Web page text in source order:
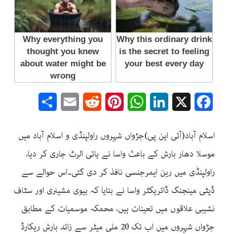
Facebook
LinkedIn
WhatsApp
Pinterest
Reddit
Email
اسلام آباد(آئی این پی)جڑواں شہروں راولپنڈی و اسلام آباد میں
موسلا دھار بارش کے باعث واسا نے ہائی الرٹ جاری کر دیا،
راولپنڈی میں رین ایمرجنسی نافذ کر دی گئی۔اس حوالے سے
ڈپٹی مینجنگ ڈائریکٹر واسا نے بتایا کہ ہیوی مشینری اور سٹاف
نشیبی علاقوں میں تعینات ہیں، محمکہ موسمیات کے مطابق
جڑواں شہروں میں اب تک 20 ملی میٹر سے زائد بارش ریکارڈ